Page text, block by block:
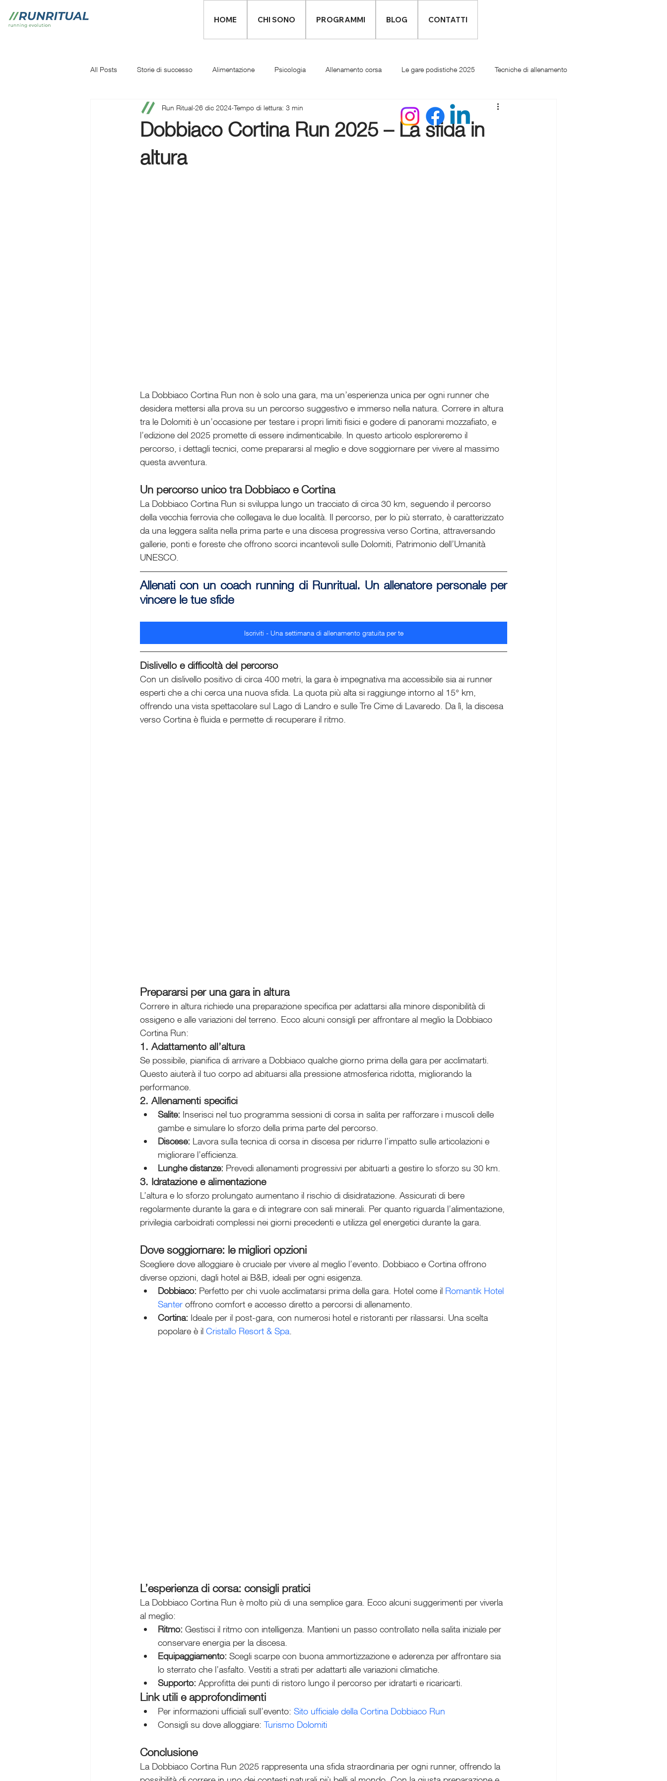
HOME CHI SONO PROGRAMMI BLOG CONTATTI
All Posts Storie di successo Alimentazione Psicologia Allenamento corsa Le gare podistiche 2025 Tecniche di allenamento
Iniziare a correre Infortuni Abbigliamento runner
Dobbiaco Cortina Run 2025 – La sfida in
altura
Run Ritual 26 dic 2024 Tempo di lettura: 3 min
La Dobbiaco Cortina Run non è solo una gara, ma un’esperienza unica per ogni runner che
desidera mettersi alla prova su un percorso suggestivo e immerso nella natura. Correre in altura
tra le Dolomiti è un’occasione per testare i propri limiti fisici e godere di panorami mozzafiato, e
l’edizione del 2025 promette di essere indimenticabile. In questo articolo esploreremo il
percorso, i dettagli tecnici, come prepararsi al meglio e dove soggiornare per vivere al massimo
questa avventura.
Un percorso unico tra Dobbiaco e Cortina
La Dobbiaco Cortina Run si sviluppa lungo un tracciato di circa 30 km, seguendo il percorso
della vecchia ferrovia che collegava le due località. Il percorso, per lo più sterrato, è caratterizzato
da una leggera salita nella prima parte e una discesa progressiva verso Cortina, attraversando
gallerie, ponti e foreste che offrono scorci incantevoli sulle Dolomiti, Patrimonio dell’Umanità
UNESCO.
Allenati con un coach running di Runritual. Un allenatore personale per
vincere le tue sfide
Iscriviti - Una settimana di allenamento gratuita per te
Dislivello e difficoltà del percorso
Con un dislivello positivo di circa 400 metri, la gara è impegnativa ma accessibile sia ai runner
esperti che a chi cerca una nuova sfida. La quota più alta si raggiunge intorno al 15° km,
offrendo una vista spettacolare sul Lago di Landro e sulle Tre Cime di Lavaredo. Da lì, la discesa
verso Cortina è fluida e permette di recuperare il ritmo.
Prepararsi per una gara in altura
Correre in altura richiede una preparazione specifica per adattarsi alla minore disponibilità di
ossigeno e alle variazioni del terreno. Ecco alcuni consigli per affrontare al meglio la Dobbiaco
Cortina Run:
1. Adattamento all’altura
Se possibile, pianifica di arrivare a Dobbiaco qualche giorno prima della gara per acclimatarti.
Questo aiuterà il tuo corpo ad abituarsi alla pressione atmosferica ridotta, migliorando la
performance.
2. Allenamenti specifici
Salite: Inserisci nel tuo programma sessioni di corsa in salita per rafforzare i muscoli delle
gambe e simulare lo sforzo della prima parte del percorso.
Discese: Lavora sulla tecnica di corsa in discesa per ridurre l’impatto sulle articolazioni e
migliorare l’efficienza.
Lunghe distanze: Prevedi allenamenti progressivi per abituarti a gestire lo sforzo su 30 km.
3. Idratazione e alimentazione
L’altura e lo sforzo prolungato aumentano il rischio di disidratazione. Assicurati di bere
regolarmente durante la gara e di integrare con sali minerali. Per quanto riguarda l’alimentazione,
privilegia carboidrati complessi nei giorni precedenti e utilizza gel energetici durante la gara.
Dove soggiornare: le migliori opzioni
Scegliere dove alloggiare è cruciale per vivere al meglio l’evento. Dobbiaco e Cortina offrono
diverse opzioni, dagli hotel ai B&B, ideali per ogni esigenza.
Dobbiaco: Perfetto per chi vuole acclimatarsi prima della gara. Hotel come il Romantik Hotel
Santer offrono comfort e accesso diretto a percorsi di allenamento.
Cortina: Ideale per il post-gara, con numerosi hotel e ristoranti per rilassarsi. Una scelta
popolare è il Cristallo Resort & Spa.
L’esperienza di corsa: consigli pratici
La Dobbiaco Cortina Run è molto più di una semplice gara. Ecco alcuni suggerimenti per viverla
al meglio:
Ritmo: Gestisci il ritmo con intelligenza. Mantieni un passo controllato nella salita iniziale per
conservare energia per la discesa.
Equipaggiamento: Scegli scarpe con buona ammortizzazione e aderenza per affrontare sia
lo sterrato che l’asfalto. Vestiti a strati per adattarti alle variazioni climatiche.
Supporto: Approfitta dei punti di ristoro lungo il percorso per idratarti e ricaricarti.
Link utili e approfondimenti
Per informazioni ufficiali sull’evento: Sito ufficiale della Cortina Dobbiaco Run
Consigli su dove alloggiare: Turismo Dolomiti
Conclusione
La Dobbiaco Cortina Run 2025 rappresenta una sfida straordinaria per ogni runner, offrendo la